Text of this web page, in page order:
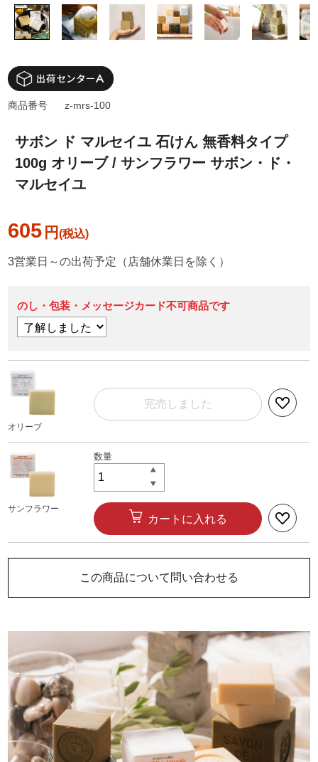
サボン ド マルセイユ 石けん 無香料タイプ
100g オリーブ / サンフラワー サボン・ド・
マルセイユ
605 円
商品番号 z-mrs-100
3営業日～の出荷予定（店舗休業日を除く）
のし・包装・メッセージカード不可商品です
オリーブ
完売しました
サンフラワー
カートに入れる
この商品について問い合わせる